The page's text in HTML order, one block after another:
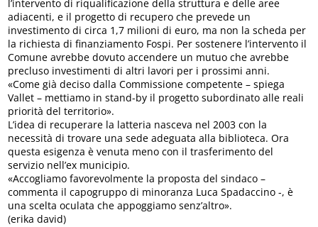
l’intervento di riqualificazione della struttura e delle aree
adiacenti, e il progetto di recupero che prevede un
investimento di circa 1,7 milioni di euro, ma non la scheda per
la richiesta di finanziamento Fospi. Per sostenere l’intervento il
Comune avrebbe dovuto accendere un mutuo che avrebbe
precluso investimenti di altri lavori per i prossimi anni.
«Come già deciso dalla Commissione competente – spiega
Vallet – mettiamo in stand-by il progetto subordinato alle reali
priorità del territorio».
L’idea di recuperare la latteria nasceva nel 2003 con la
necessità di trovare una sede adeguata alla biblioteca. Ora
questa esigenza è venuta meno con il trasferimento del
servizio nell’ex municipio.
«Accogliamo favorevolmente la proposta del sindaco –
commenta il capogruppo di minoranza Luca Spadaccino -, è
una scelta oculata che appoggiamo senz’altro».
(erika david)